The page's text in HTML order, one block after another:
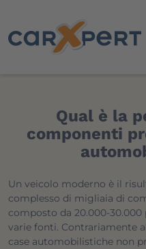
Qual è la
componenti
Un veicolo moderno è il
complesso di migliaia di
composto da 20.000-
varie fonti. Contrariamente
case automobilistiche non